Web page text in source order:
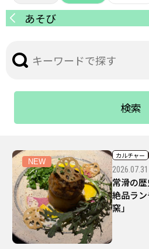
あそび
検索
常滑の
絶品ラ
窯」
カルチャー
2026.07.31
NEW